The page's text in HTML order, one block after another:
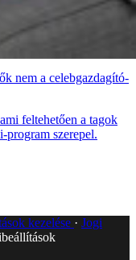
nem a celebgazdagító-
feltehetően a tagok
program szerepel.
kezelése
Jogi